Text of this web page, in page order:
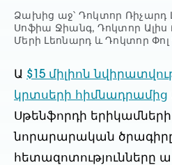
Ձախից աջ՝ Դոկտոր Ռիչարդ
Սոֆիա Ջիանգ, Դոկտոր
Մերի Լեոնարդ և Դոկտոր Փոլ
Ա $15 միլիոն
կրտսերի հիմնադրամից
Սթենֆորդի
նորարարական
հետազոտությունները